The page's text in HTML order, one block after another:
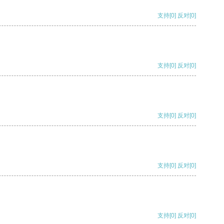
支持[0] 反对[0]
支持[0] 反对[0]
支持[0] 反对[0]
支持[0] 反对[0]
支持[0] 反对[0]